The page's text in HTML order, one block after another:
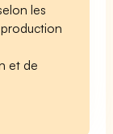
les
et de